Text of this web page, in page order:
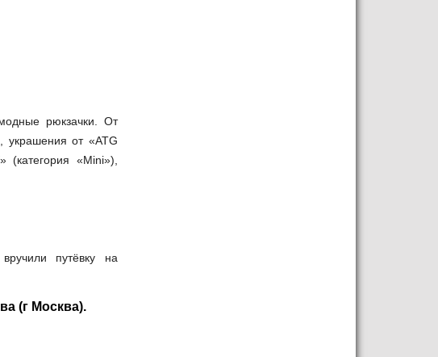
рюкзачки. От
украшения от «ATG
«Mini»),
путёвку на
(г Москва).